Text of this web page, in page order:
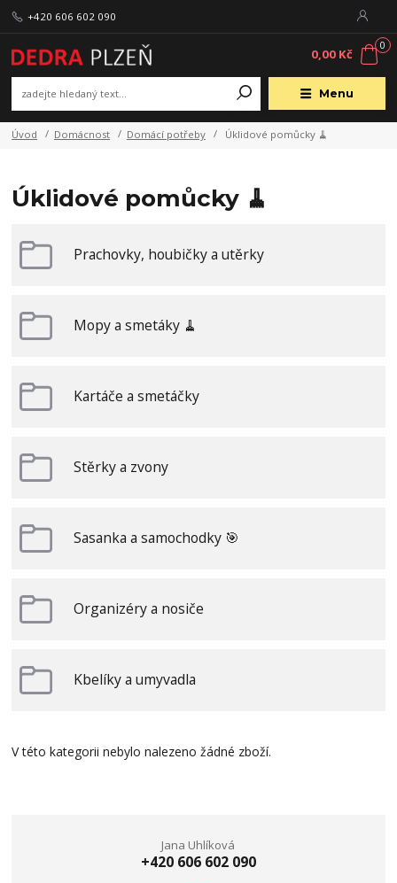
Menu
+420 606 602 090
0
0,00 Kč
Úvod Domácnost Domácí potřeby Úklidové pomůcky 🧹
Úklidové pomůcky 🧹
Prachovky, houbičky a utěrky
Mopy a smetáky 🧹
Kartáče a smetáčky
Stěrky a zvony
Sasanka a samochodky 🎯
Organizéry a nosiče
Kbelíky a umyvadla
V této kategorii nebylo nalezeno žádné zboží.
Jana Uhlíková
+420 606 602 090